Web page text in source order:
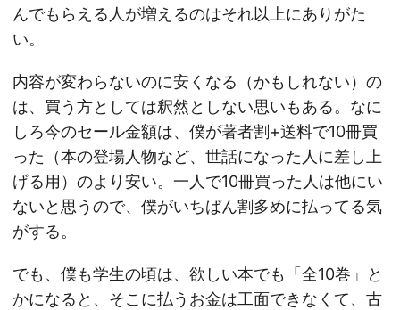
んでもらえる人が増えるのはそれ以上にありがた
い。
内容が変わらないのに安くなる（かもしれない）の
は、買う方としては釈然としない思いもある。なに
しろ今のセール金額は、僕が著者割+送料で10冊買
った（本の登場人物など、世話になった人に差し上
げる用）のより安い。一人で10冊買った人は他にい
ないと思うので、僕がいちばん割多めに払ってる気
がする。
でも、僕も学生の頃は、欲しい本でも「全10巻」と
かになると、そこに払うお金は工面できなくて、古